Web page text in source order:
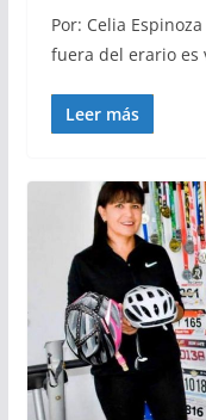
Por: Celia
fuera del erario es
Leer más